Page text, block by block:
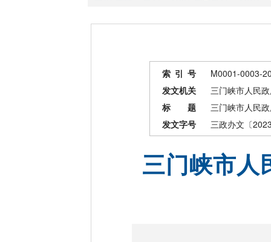
索 引 号
M0001-0003-
发文机关
三门峡市人民
标 题
三门峡市人民
发文字号
三政办文〔
三门峡市人